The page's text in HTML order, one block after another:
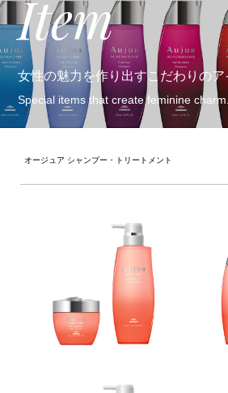
Item
女性の魅力を作り出すこだわりのア
Special items that create feminine charm.